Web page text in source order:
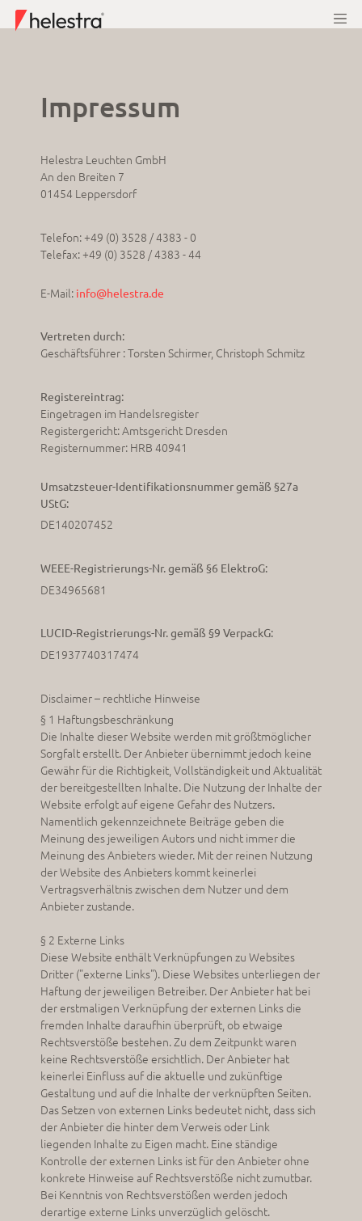
Impressum
Helestra Leuchten GmbH
An den Breiten 7
01454 Leppersdorf
Telefon: +49 (0) 3528 / 4383 - 0
Telefax: +49 (0) 3528 / 4383 - 44
E-Mail: info@helestra.de
Vertreten durch:
Geschäftsführer : Torsten Schirmer, Christoph Schmitz
Registereintrag:
Eingetragen im Handelsregister
Registergericht: Amtsgericht Dresden
Registernummer: HRB 40941
Umsatzsteuer-Identifikationsnummer gemäß §27a
UStG:
DE140207452
WEEE-Registrierungs-Nr. gemäß §6 ElektroG:
DE34965681
LUCID-Registrierungs-Nr. gemäß §9 VerpackG:
DE1937740317474
Disclaimer – rechtliche Hinweise
§ 1 Haftungsbeschränkung
Die Inhalte dieser Website werden mit größtmöglicher
Sorgfalt erstellt. Der Anbieter übernimmt jedoch keine
Gewähr für die Richtigkeit, Vollständigkeit und Aktualität
der bereitgestellten Inhalte. Die Nutzung der Inhalte der
Website erfolgt auf eigene Gefahr des Nutzers.
Namentlich gekennzeichnete Beiträge geben die
Meinung des jeweiligen Autors und nicht immer die
Meinung des Anbieters wieder. Mit der reinen Nutzung
der Website des Anbieters kommt keinerlei
Vertragsverhältnis zwischen dem Nutzer und dem
Anbieter zustande.
§ 2 Externe Links
Diese Website enthält Verknüpfungen zu Websites
Dritter ("externe Links"). Diese Websites unterliegen der
Haftung der jeweiligen Betreiber. Der Anbieter hat bei
der erstmaligen Verknüpfung der externen Links die
fremden Inhalte daraufhin überprüft, ob etwaige
Rechtsverstöße bestehen. Zu dem Zeitpunkt waren
keine Rechtsverstöße ersichtlich. Der Anbieter hat
keinerlei Einfluss auf die aktuelle und zukünftige
Gestaltung und auf die Inhalte der verknüpften Seiten.
Das Setzen von externen Links bedeutet nicht, dass sich
der Anbieter die hinter dem Verweis oder Link
liegenden Inhalte zu Eigen macht. Eine ständige
Kontrolle der externen Links ist für den Anbieter ohne
konkrete Hinweise auf Rechtsverstöße nicht zumutbar.
Bei Kenntnis von Rechtsverstößen werden jedoch
derartige externe Links unverzüglich gelöscht.